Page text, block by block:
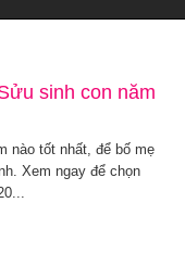
sinh con năm
nào tốt nhất, để bố mẹ
Xem ngay để chọn